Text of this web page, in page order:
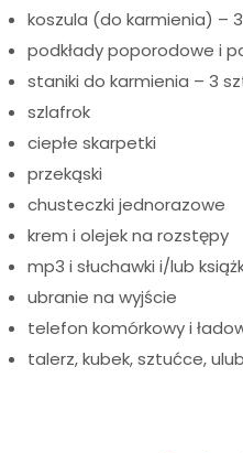
koszula (do karmienia) –
podkłady poporodowe i
staniki do karmienia – 3
szlafrok
ciepłe skarpetki
przekąski
chusteczki jednorazowe
krem i olejek na rozstępy
mp3 i słuchawki i/lub
ubranie na wyjście
telefon komórkowy i
talerz, kubek, sztućce,